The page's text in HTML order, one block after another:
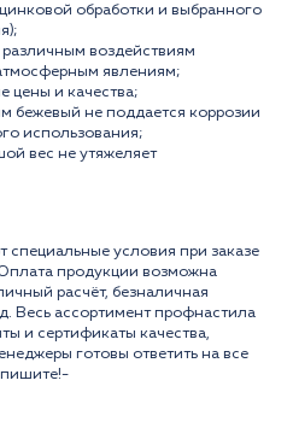
обработки и выбранного
воздействиям
явлениям;
цены и качества;
бежевый не поддается коррозии
использования;
вес не утяжеляет
специальные условия при заказе
продукции возможна
расчёт, безналичная
Весь ассортимент профнастила
и сертификаты качества,
готовы ответить на все